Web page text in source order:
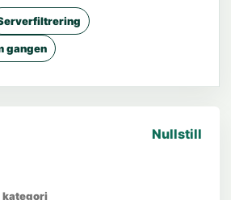
gangen
Nullstill